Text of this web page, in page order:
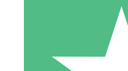
Individuele
Betaal per gebruik met